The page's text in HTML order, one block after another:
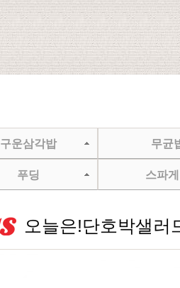
구운삼각밥 무균
푸딩 스파
오늘은!단호박샐러